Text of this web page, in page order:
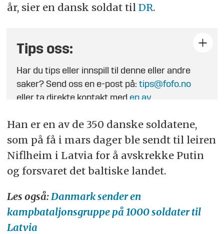
år, sier en dansk soldat til DR.
Tips oss:
Har du tips eller innspill til denne eller andre
saker? Send oss en e-post på:tips@fofo.no
eller ta direkte kontakt med en av
Han er en av de 350 danske soldatene,
som på få i mars dager ble sendt til leiren
Niflheim i Latvia for å avskrekke Putin
og forsvaret det baltiske landet.
Les også: Danmark sender en
kampbataljonsgruppe på 1000 soldater til
Latvia